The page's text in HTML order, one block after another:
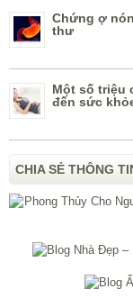
Chứng ợ
thư
Một số triệu
đến sức
CHIA SẺ THÔNG